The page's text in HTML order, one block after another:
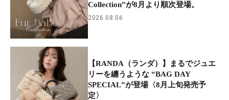
Collection”が8月より順次登場。
2026.08.06
【RANDA（ランダ）】まるでジュエ
リーを纏うような “BAG DAY
SPECIAL”が登場〈8月上旬発売予
定〉